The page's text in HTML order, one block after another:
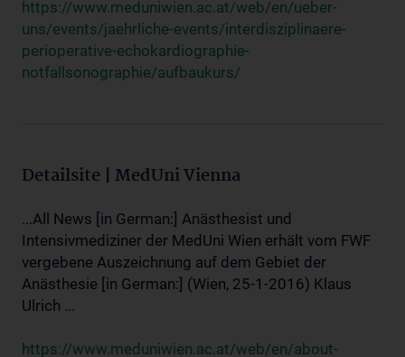
https://www.meduniwien.ac.at/web/en/ueber-
uns/events/jaehrliche-events/interdisziplinaere-
perioperative-echokardiographie-
notfallsonographie/aufbaukurs/
Detailsite | MedUni Vienna
...All News [in German:] Anästhesist und
Intensivmediziner der MedUni Wien erhält vom FWF
vergebene Auszeichnung auf dem Gebiet der
Anästhesie [in German:] (Wien, 25-1-2016) Klaus
Ulrich ...
https://www.meduniwien.ac.at/web/en/about-